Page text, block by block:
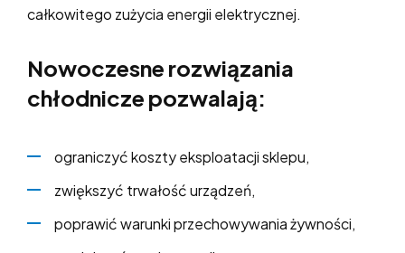
całkowitego zużycia energii elektrycznej.
Nowoczesne rozwiązania
chłodnicze pozwalają:
ograniczyć koszty eksploatacji sklepu,
zwiększyć trwałość urządzeń,
poprawić warunki przechowywania żywności,